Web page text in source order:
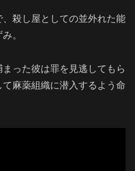
殺し屋としての並外れた能
。
った彼は罪を見逃してもら
麻薬組織に潜入するよう命